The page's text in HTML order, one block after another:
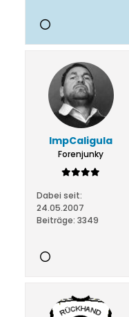
ImpCaligula
Forenjunky
Dabei seit:
24.05.2007
Beiträge: 3349